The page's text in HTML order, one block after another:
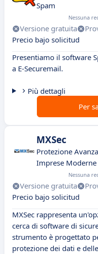
Spam
Nessuna
Versione gratuita
Precio bajo solicitud
Presentiamo il software
a E-Securemail.
Più dettagli
Per
MXSec
Protezione
Imprese Moderne
Nessuna
Versione gratuita
Precio bajo solicitud
MXSec rappresenta
cerca di software di
strumento è progettato
protezione dei dati e